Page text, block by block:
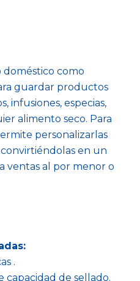
doméstico como
guardar productos
infusiones, especias,
alimento seco. Para
personalizarlas
en un
ventas al por menor o
.
capacidad de sellado.